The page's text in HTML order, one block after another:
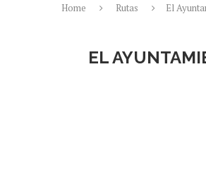
Home Rutas
El
EL